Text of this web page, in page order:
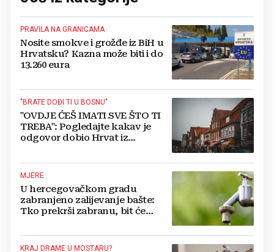
PRAVILA NA GRANICAMA
Nosite smokve i grožđe iz BiH u
Hrvatsku? Kazna može biti i do
13.260 eura
"BRATE DOĐI TI U BOSNU"
"OVDJE ĆEŠ IMATI SVE ŠTO TI
TREBA": Pogledajte kakav je
odgovor dobio Hrvat iz
MJERE
U hercegovačkom gradu
zabranjeno zalijevanje bašte:
Tko prekrši zabranu, bit će
KRAJ DRAME U MOSTARU?